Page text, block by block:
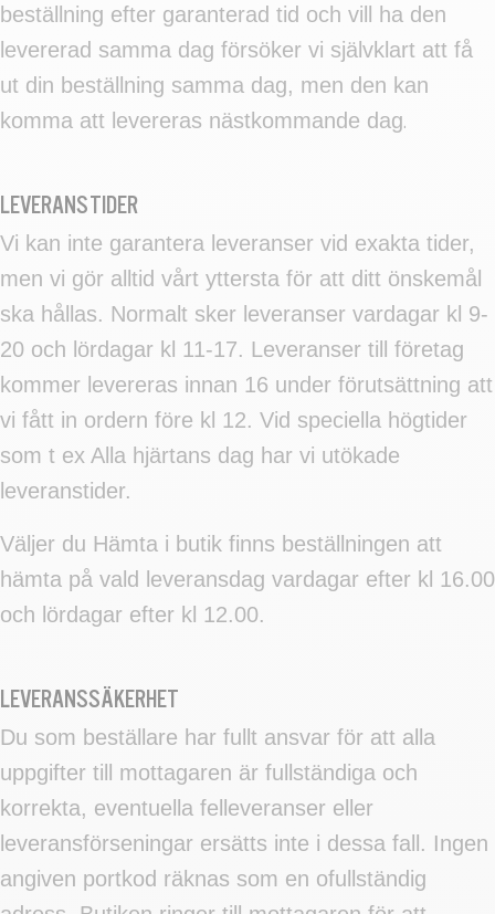
beställning efter garanterad tid och vill ha den
levererad samma dag försöker vi självklart att få
ut din beställning samma dag, men den kan
komma att levereras nästkommande dag.
LEVERANSTIDER
Vi kan inte garantera leveranser vid exakta tider,
men vi gör alltid vårt yttersta för att ditt önskemål
ska hållas. Normalt sker leveranser vardagar kl 9-
20 och lördagar kl 11-17. Leveranser till företag
kommer levereras innan 16 under förutsättning att
vi fått in ordern före kl 12. Vid speciella högtider
som t ex Alla hjärtans dag har vi utökade
leveranstider.
Väljer du Hämta i butik finns beställningen att
hämta på vald leveransdag vardagar efter kl 16.00
och lördagar efter kl 12.00.
LEVERANSSÄKERHET
Du som beställare har fullt ansvar för att alla
uppgifter till mottagaren är fullständiga och
korrekta, eventuella felleveranser eller
leveransförseningar ersätts inte i dessa fall. Ingen
angiven portkod räknas som en ofullständig